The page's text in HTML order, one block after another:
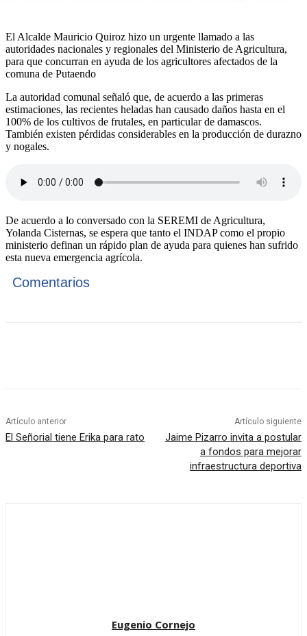
El Alcalde Mauricio Quiroz hizo un urgente llamado a las
autoridades nacionales y regionales del Ministerio de Agricultura,
para que concurran en ayuda de los agricultores afectados de la
comuna de Putaendo
La autoridad comunal señaló que, de acuerdo a las primeras
estimaciones, las recientes heladas han causado daños hasta en el
100% de los cultivos de frutales, en particular de damascos.
También existen pérdidas considerables en la producción de durazno
y nogales.
De acuerdo a lo conversado con la SEREMI de Agricultura,
Yolanda Cisternas, se espera que tanto el INDAP como el propio
ministerio definan un rápido plan de ayuda para quienes han sufrido
esta nueva emergencia agrícola.
Comentarios
Artículo anterior
El Señorial tiene Erika para rato
Artículo siguiente
Jaime Pizarro invita a postular
a fondos para mejorar
infraestructura deportiva
Eugenio Cornejo